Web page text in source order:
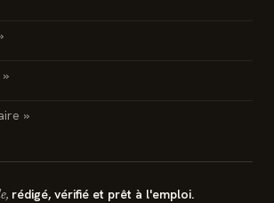
»
rédigé, vérifié et prêt à l'emploi.